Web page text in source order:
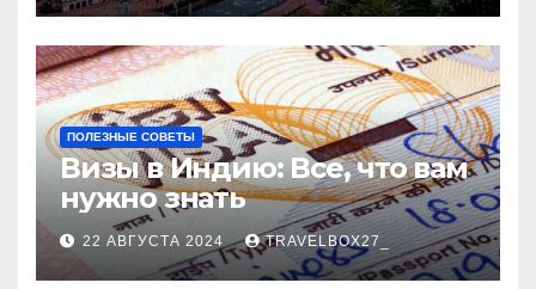
ПОЛЕЗНЫЕ СОВЕТЫ
Визы в Индию: Все, что вам
нужно знать
22 АВГУСТА 2024 TRAVELBOX27_